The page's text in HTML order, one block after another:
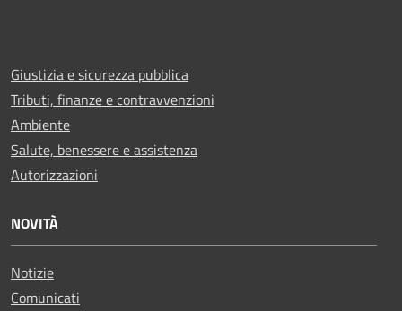
Giustizia e sicurezza pubblica
Tributi, finanze e contravvenzioni
Ambiente
Salute, benessere e assistenza
Autorizzazioni
NOVITÀ
Notizie
Comunicati